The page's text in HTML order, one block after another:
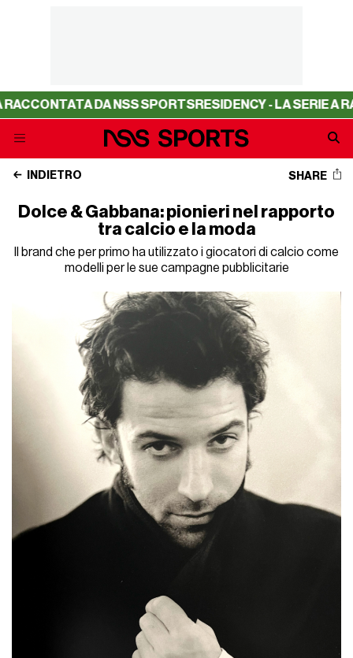
DA NSS SPORTSRESIDENCY - LA SERIE A RACCONTATA
INDIETRO SHARE
Dolce & Gabbana: pionieri nel rapporto
tra calcio e la moda
Il brand che per primo ha utilizzato i giocatori di calcio come
modelli per le sue campagne pubblicitarie